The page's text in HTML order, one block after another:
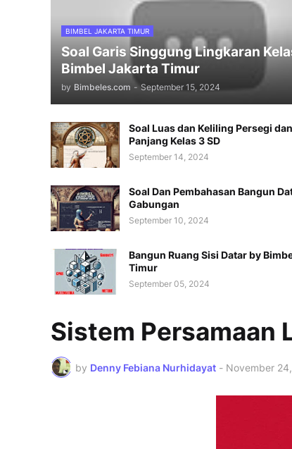
BIMBEL JAKARTA TIMUR
Soal Garis Singgung Lingkaran
Bimbel Jakarta Timur
by Bimbeles.com - September 15, 2024
Soal Luas dan Keliling Persegi
Panjang Kelas 3 SD
September 14, 2024
Soal Dan Pembahasan Bangun
Gabungan
September 10, 2024
Bangun Ruang Sisi Datar by
Timur
September 05, 2024
Sistem Persamaan
by Denny Febiana Nurhidayat - November